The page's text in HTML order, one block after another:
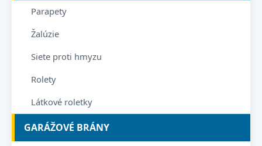
Parapety
Žalúzie
Siete proti hmyzu
Rolety
Látkové roletky
GARÁŽOVÉ BRÁNY